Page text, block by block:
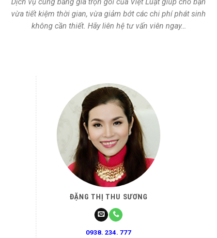
vừa tiết kiệm thời gian, vừa giảm bớt các chi phí phát sinh
không cần thiết. Hãy liên hệ tư vấn viên ngay…
ĐẶNG THỊ THU SƯƠNG
0938. 234. 777